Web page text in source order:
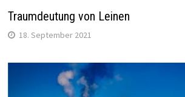
Traumdeutung von Leinen
18. September 2021